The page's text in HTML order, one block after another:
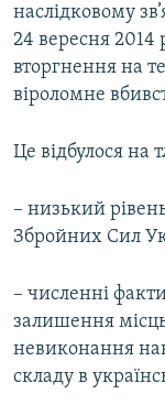
наслідковому
24 вересня 2014
вторгнення на
віроломне
Це відбулося на
– низький
Збройних Сил
­– численні
залишення
невиконання
складу в